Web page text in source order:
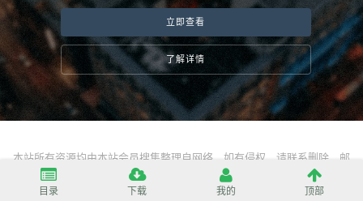
立即查看
了解详情
本站所有资源均由本站会员搜集整理自网络，如有侵权，请联系删除，邮
箱： server@vekeke.com
目录 下载 我的 顶部